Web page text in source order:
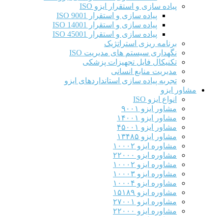
پیاده سازی و استقرار ایزو ISO
پیاده سازی و استقرار ISO 9001​
پیاده سازی و استقرار ISO 14001
پیاده سازی و استقرار ISO 45001
برنامه ریزی استراتژیک
نگهداری سیستم های مدیریت ISO
تکنیکال فایل تجهیزات پزشکی
مدیریت منابع انسانی
تجربه پیاده سازی استانداردهای ایزو
مشاور ایزو
انواع ایزو ISO
مشاور ایزو ۹۰۰۱
مشاور ایزو ۱۴۰۰۱
مشاور ایزو ۴۵۰۰۱
مشاور ایزو ۱۳۴۸۵
مشاوره ایزو ۱۰۰۰۲
مشاوره ایزو ۲۲۰۰۰
مشاوره ایزو ۱۰۰۰۲
مشاوره ایزو ۱۰۰۰۳
مشاوره ایزو ۱۰۰۰۴
مشاوره ایزو ۱۵۱۸۹
مشاوره ایزو ۲۷۰۰۱
مشاوره ایزو ۲۲۰۰۰